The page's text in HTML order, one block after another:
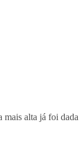
mais alta já foi